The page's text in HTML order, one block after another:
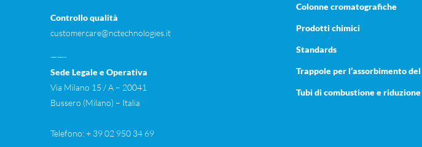
Controllo qualità
customercare@nctechnologies.it
——-
Sede Legale e Operativa
Via Milano 15 / A – 20041
Bussero (Milano) – Italia
Telefono: + 39 02 950 34 69
Colonne cromatografiche
Prodotti chimici
Standards
Trappole per l’assorbimento del
Tubi di combustione e riduzione